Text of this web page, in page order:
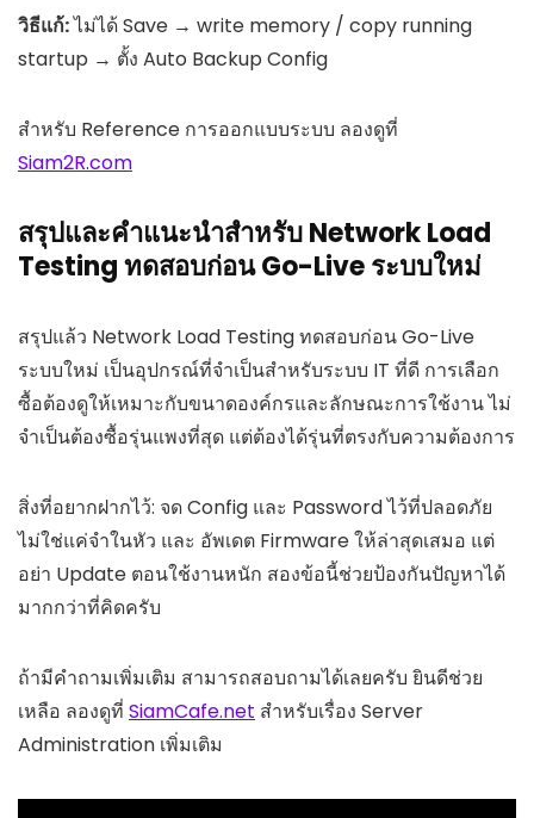
วิธีแก้:ไม่ได้ Save → write memory / copy running
startup → ตั้ง Auto Backup Config
สำหรับ Reference การออกแบบระบบ ลองดูที่
Siam2R.com
สรุปและคำแนะนำสำหรับ Network Load
Testing ทดสอบก่อน Go-Live ระบบใหม่
สรุปแล้ว Network Load Testing ทดสอบก่อน Go-Live
ระบบใหม่ เป็นอุปกรณ์ที่จำเป็นสำหรับระบบ IT ที่ดี การเลือก
ซื้อต้องดูให้เหมาะกับขนาดองค์กรและลักษณะการใช้งาน ไม่
จำเป็นต้องซื้อรุ่นแพงที่สุด แต่ต้องได้รุ่นที่ตรงกับความต้องการ
สิ่งที่อยากฝากไว้: จด Config และ Password ไว้ที่ปลอดภัย
ไม่ใช่แค่จำในหัว และ อัพเดต Firmware ให้ล่าสุดเสมอ แต่
อย่า Update ตอนใช้งานหนัก สองข้อนี้ช่วยป้องกันปัญหาได้
มากกว่าที่คิดครับ
ถ้ามีคำถามเพิ่มเติม สามารถสอบถามได้เลยครับ ยินดีช่วย
เหลือ ลองดูที่ SiamCafe.net สำหรับเรื่อง Server
Administration เพิ่มเติม